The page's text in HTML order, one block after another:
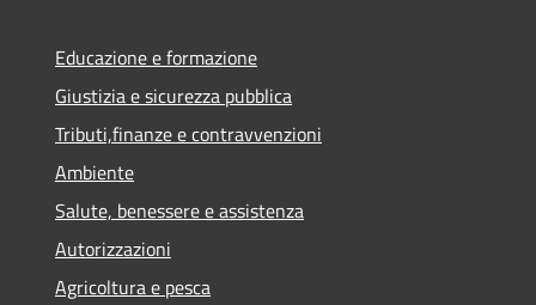
Educazione e formazione
Giustizia e sicurezza pubblica
Tributi,finanze e contravvenzioni
Ambiente
Salute, benessere e assistenza
Autorizzazioni
Agricoltura e pesca